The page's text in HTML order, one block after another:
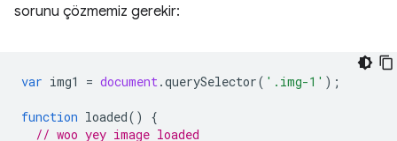
sorunu çözmemiz gerekir:
var img1 = document.querySelector( '.img-1' );
function loaded()
{
// woo yey image loaded